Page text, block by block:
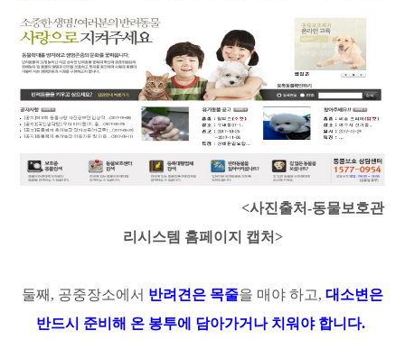
<사진출처-동물보호관
리시스템 홈페이지 캡처>
둘째, 공중장소에서 반려견은 목줄을 매야 하고, 대소변은
반드시 준비해 온 봉투에 담아가거나 치워야 합니다.